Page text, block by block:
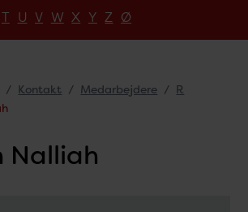
T U V W X Y Z Ø
Kontakt Medarbejdere
R
Nalliah